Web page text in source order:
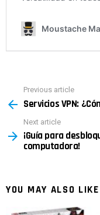
more
Previous article
Servicios VPN:
Next article
¡Guía para
computadora!
YOU MAY ALSO LIKE